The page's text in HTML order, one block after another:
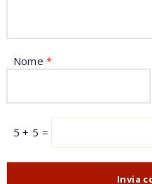
Nome*
5 + 5 =